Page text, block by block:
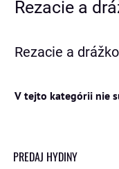
Rezacie a
Rezacie a
PREDAJ HYDINY